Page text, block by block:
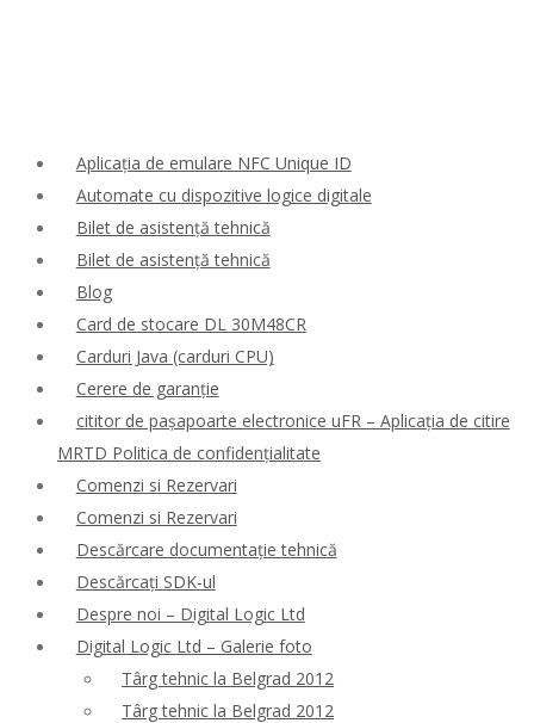
Aplicația de emulare NFC Unique ID
Automate cu dispozitive logice digitale
Bilet de asistență tehnică
Bilet de asistență tehnică
Blog
Card de stocare DL 30M48CR
Carduri Java (carduri CPU)
Cerere de garanție
cititor de pașapoarte electronice uFR – Aplicația de citire
MRTD Politica de confidențialitate
Comenzi si Rezervari
Comenzi si Rezervari
Descărcare documentație tehnică
Descărcați SDK-ul
Despre noi – Digital Logic Ltd
Digital Logic Ltd – Galerie foto
Târg tehnic la Belgrad 2012
Târg tehnic la Belgrad 2012